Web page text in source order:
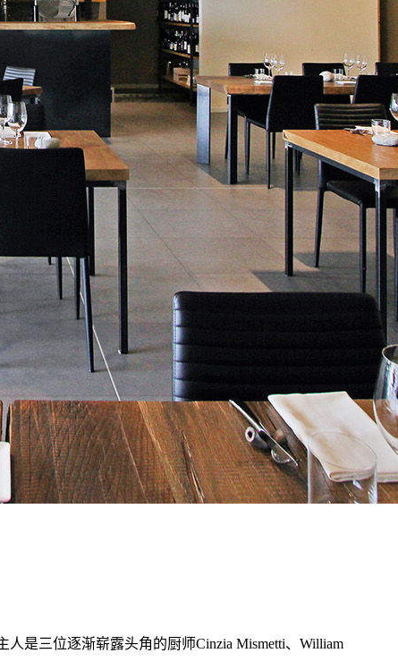
是三位逐渐崭露头角的厨师Cinzia Mismetti、William